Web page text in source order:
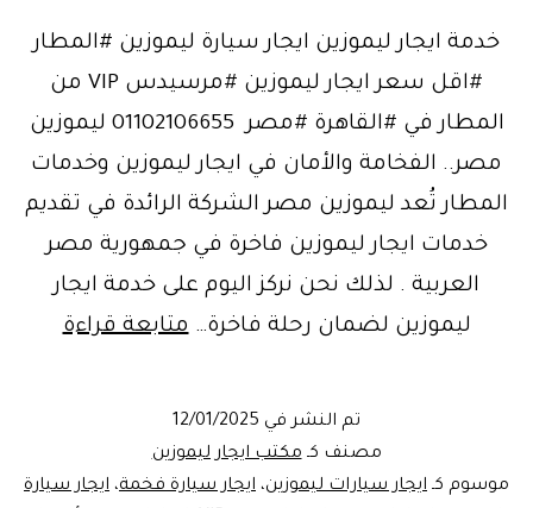
خدمة ايجار ليموزين ايجار سيارة ليموزين #المطار
#اقل سعر ايجار ليموزين #مرسيدس VIP من
المطار في #القاهرة #مصر 01102106655 ليموزين
مصر.. الفخامة والأمان في ايجار ليموزين وخدمات
المطار تُعد ليموزين مصر الشركة الرائدة في تقديم
خدمات ايجار ليموزين فاخرة في جمهورية مصر
العربية . لذلك نحن نركز اليوم على خدمة ايجار
ليموزين لضمان رحلة فاخرة…متابعة قراءةخدمة
سائق
تم النشر في 12/01/2025
مصنف كـمكتب ايجار ليموزين
موسوم كـ ايجار سيارات ليموزين، ايجار سيارة فخمة، ايجار سيارة